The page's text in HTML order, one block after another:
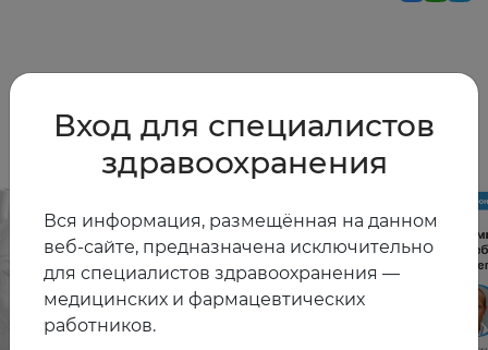
Другие видео
Вход для специалистов
здравоохранения
Вся информация, размещённая на данном
веб-сайте, предназначена исключительно
для специалистов здравоохранения —
медицинских и фармацевтических
работников.